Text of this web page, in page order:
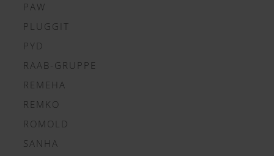
PAW
PLUGGIT
PYD
RAAB-GRUPPE
REMEHA
REMKO
ROMOLD
SANHA